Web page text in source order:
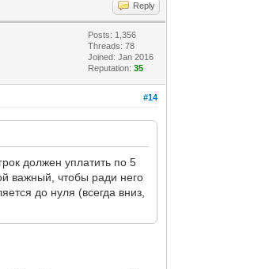
Reply
Posts: 1,356
Threads: 78
Joined: Jan 2016
Reputation:35
#14
должен уплатить по 5
важный, чтобы ради него
до нуля (всегда вниз,